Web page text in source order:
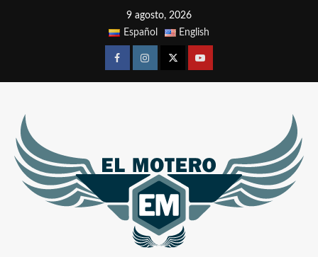
9 agosto, 2026
Español
English